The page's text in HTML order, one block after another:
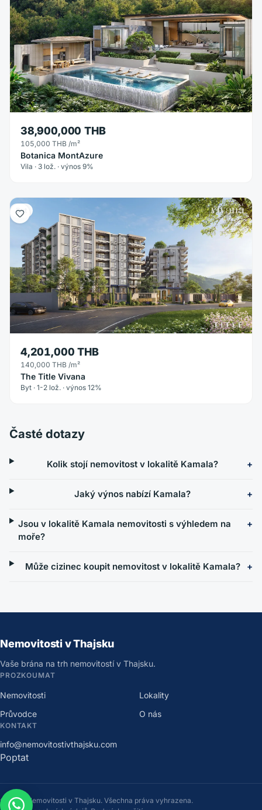
38,900,000 THB
105,000 THB /m²
Botanica MontAzure
Vila · 3 lož. · výnos 9%
Byt
4,201,000 THB
140,000 THB /m²
The Title Vivana
Byt · 1-2 lož. · výnos 12%
Časté dotazy
Kolik stojí nemovitost v lokalitě Kamala?
Jaký výnos nabízí Kamala?
Jsou v lokalitě Kamala nemovitosti s výhledem na
moře?
Může cizinec koupit nemovitost v lokalitě Kamala?
Nemovitosti v Thajsku
Vaše brána na trh nemovitostí v Thajsku.
PROZKOUMAT
Nemovitosti
Lokality
Průvodce
O nás
KONTAKT
info@nemovitostivthajsku.com
Poptat
© 2026 Nemovitosti v Thajsku. Všechna práva vyhrazena.